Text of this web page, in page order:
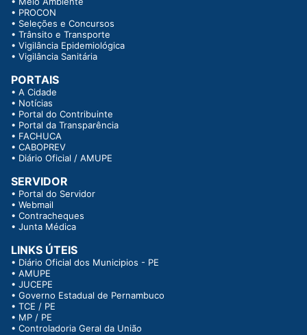
• PROCON
• Seleções e Concursos
• Trânsito e Transporte
• Vigilância Epidemiológica
• Vigilância Sanitária
PORTAIS
• A Cidade
• Notícias
• Portal do Contribuinte
• Portal da Transparência
• FACHUCA
• CABOPREV
• Diário Oficial / AMUPE
SERVIDOR
• Portal do Servidor
• Webmail
• Contracheques
• Junta Médica
LINKS ÚTEIS
• Diário Oficial dos Municipios - PE
• AMUPE
• JUCEPE
• Governo Estadual de Pernambuco
• TCE / PE
• MP / PE
• Controladoria Geral da União